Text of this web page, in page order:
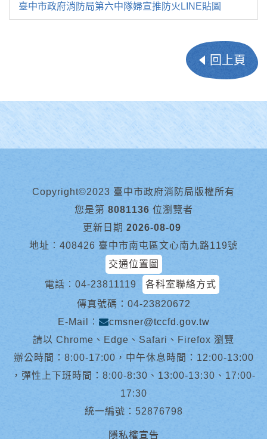
臺中市政府消防局第六中隊婦宣推防火LINE貼圖
回上頁
Copyright©2023 臺中市政府消防局版權所有
您是第 8081136 位瀏覽者
更新日期 2026-08-09
地址︰408426 臺中市南屯區文心南九路119號
交通位置圖
電話︰ 04-23811119
各科室聯絡方式
傳真號碼：04-23820672
E-Mail︰
cmsner@tccfd.gov.tw
請以 Chrome、Edge、Safari、Firefox 瀏覽
辦公時間：8:00-17:00，中午休息時間：12:00-13:00
，彈性上下班時間：8:00-8:30、13:00-13:30、17:00-
17:30
統一編號：52876798
隱私權宣告